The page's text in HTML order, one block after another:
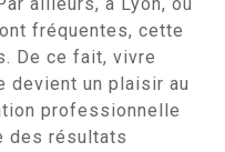
fréquentes, cette
De ce fait, vivre
devient un plaisir au
professionnelle
des résultats